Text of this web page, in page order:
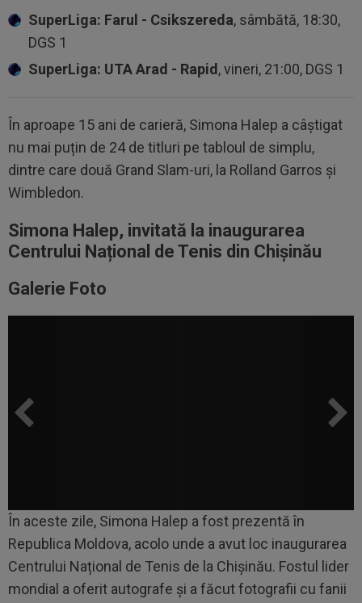
SuperLiga: Farul - Csikszereda, sâmbătă, 18:30,
DGS 1
SuperLiga: UTA Arad - Rapid , vineri, 21:00, DGS 1
În aproape 15 ani de carieră, Simona Halep a câștigat
nu mai puțin de 24 de titluri pe tabloul de simplu,
dintre care două Grand Slam-uri, la Rolland Garros și
Wimbledon.
Simona Halep, invitată la inaugurarea
Centrului Național de Tenis din Chișinău
Galerie Foto
În aceste zile, Simona Halep a fost prezentă în
Republica Moldova, acolo unde a avut loc inaugurarea
Centrului Național de Tenis de la Chișinău. Fostul lider
mondial a oferit autografe și a făcut fotografii cu fanii